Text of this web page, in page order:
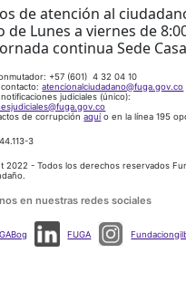
de atención al
de Lunes a viernes de
continua Sede
+57 (601) 4 32 04 10
atencionalciudadano@fuga.gov.co
judiciales (único):
de corrupciónaquío en la línea 195
3
2022 - Todos los derechos reservados
en nuestras redes sociales
FUGA